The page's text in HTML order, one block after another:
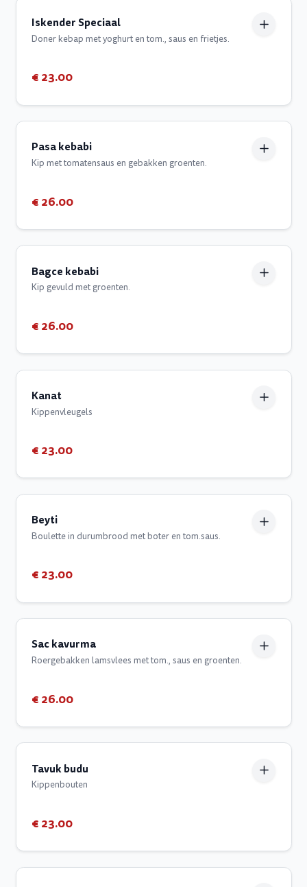
Iskender Speciaal
Doner kebap met yoghurt en tom., saus en frietjes.
€ 23.00
Pasa kebabi
Kip met tomatensaus en gebakken groenten.
€ 26.00
Bagce kebabi
Kip gevuld met groenten.
€ 26.00
Kanat
Kippenvleugels
€ 23.00
Beyti
Boulette in durumbrood met boter en tom.saus.
€ 23.00
Sac kavurma
Roergebakken lamsvlees met tom., saus en groenten.
€ 26.00
Tavuk budu
Kippenbouten
€ 23.00